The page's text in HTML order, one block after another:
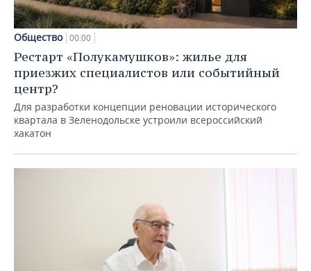
Общество 00:00
Рестарт «Полукамушков»: жилье для
приезжих специалистов или событийный
центр?
Для разработки концепции реновации исторического
квартала в Зеленодольске устроили всероссийский
хакатон